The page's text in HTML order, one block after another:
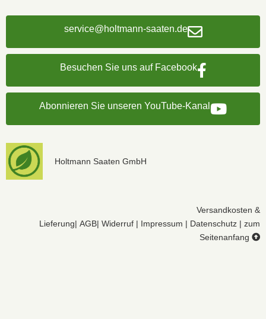
service@holtmann-saaten.de
Besuchen Sie uns auf Facebook
Abonnieren Sie unseren YouTube-Kanal
Holtmann Saaten GmbH
Versandkosten &
Lieferung| AGB| Widerruf | Impressum | Datenschutz | zum
Seitenanfang